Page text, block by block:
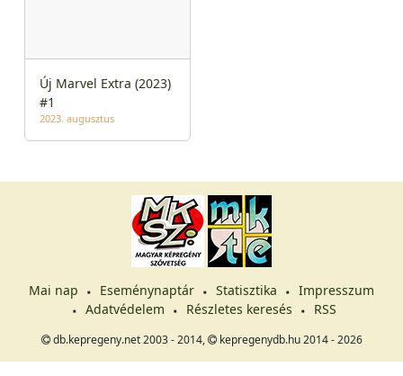
Új Marvel Extra (2023)
#1
2023. augusztus
Mai nap Eseménynaptár Statisztika
Impresszum
Adatvédelem
Részletes keresés RSS
db.kepregeny.net 2003 - 2014, kepregenydb.hu 2014 - 2026